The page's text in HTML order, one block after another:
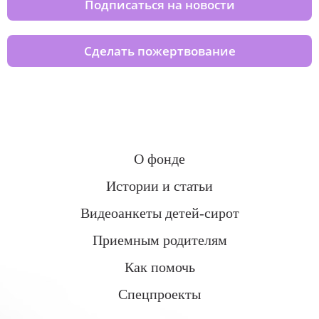
Подписаться на новости
Сделать пожертвование
О фонде
Истории и статьи
Видеоанкеты детей-сирот
Приемным родителям
Как помочь
Спецпроекты